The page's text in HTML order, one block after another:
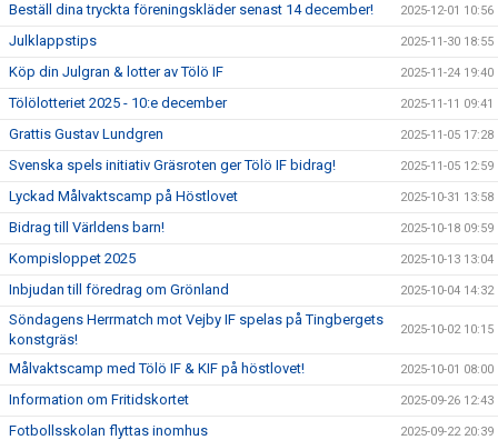
Beställ dina tryckta föreningskläder senast 14 december! 2025-12-01 10:56
Julklappstips 2025-11-30 18:55
Köp din Julgran & lotter av Tölö IF 2025-11-24 19:40
Tölölotteriet 2025 - 10:e december 2025-11-11 09:41
Grattis Gustav Lundgren 2025-11-05 17:28
Svenska spels initiativ Gräsroten ger Tölö IF bidrag! 2025-11-05 12:59
Lyckad Målvaktscamp på Höstlovet 2025-10-31 13:58
Bidrag till Världens barn! 2025-10-18 09:59
Kompisloppet 2025 2025-10-13 13:04
Inbjudan till föredrag om Grönland 2025-10-04 14:32
Söndagens Herrmatch mot Vejby IF spelas på Tingbergets
konstgräs!
2025-10-02 10:15
Målvaktscamp med Tölö IF & KIF på höstlovet! 2025-10-01 08:00
Information om Fritidskortet 2025-09-26 12:43
Fotbollsskolan flyttas inomhus 2025-09-22 20:39